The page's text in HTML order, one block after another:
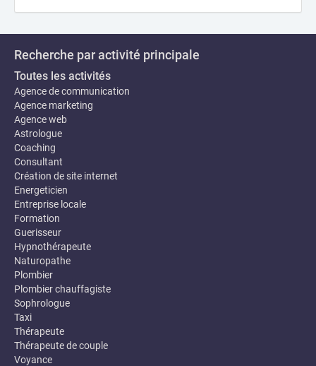
Recherche par activité principale
Toutes les activités
Agence de communication
Agence marketing
Agence web
Astrologue
Coaching
Consultant
Création de site internet
Energeticien
Entreprise locale
Formation
Guerisseur
Hypnothérapeute
Naturopathe
Plombier
Plombier chauffagiste
Sophrologue
Taxi
Thérapeute
Thérapeute de couple
Voyance